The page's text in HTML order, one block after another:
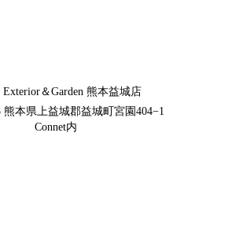
Exterior＆Garden 熊本益城店
熊本県上益城郡益城町宮園404−1
Connet内